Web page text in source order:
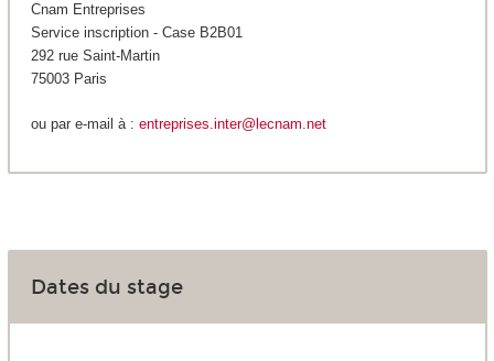
Cnam Entreprises
Service inscription - Case B2B01
292 rue Saint-Martin
75003 Paris
ou par e-mail à : entreprises.inter@lecnam.net
Dates du stage